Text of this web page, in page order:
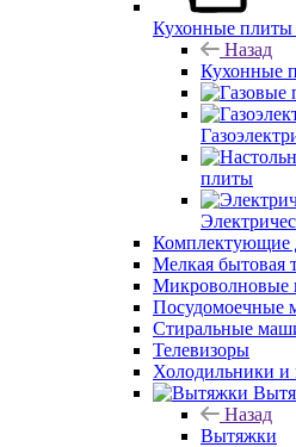
Кухонные плиты
Назад
Кухонные
плиты
Комплектующие
Мелкая бытовая
Микроволновые
Посудомоечные
Стиральные
Телевизоры
Холодильники и
Назад
Вытяжки